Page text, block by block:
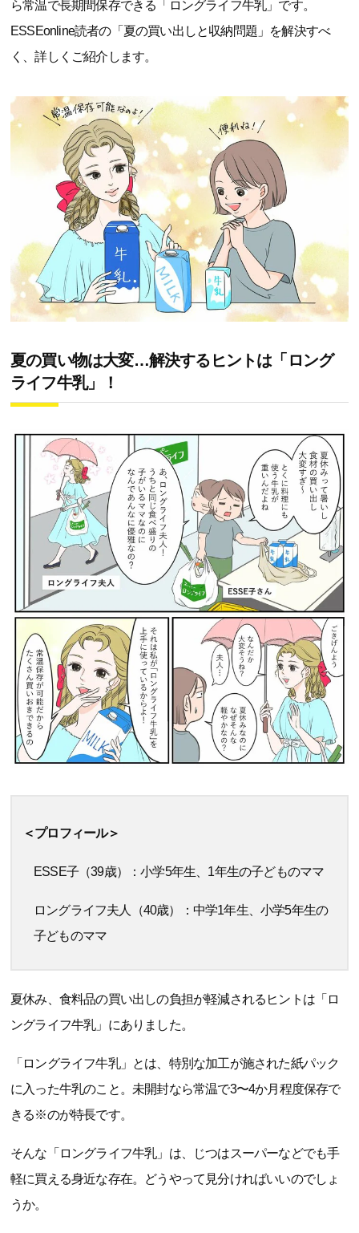
ら常温で長期間保存できる「ロングライフ牛乳」です。
ESSEonline読者の「夏の買い出しと収納問題」を解決すべ
く、詳しくご紹介します。
夏の買い物は大変…解決するヒントは「ロング
ライフ牛乳」！
＜プロフィール＞
ESSE子（39歳）：小学5年生、1年生の子どものママ
ロングライフ夫人（40歳）：中学1年生、小学5年生の
子どものママ
夏休み、食料品の買い出しの負担が軽減されるヒントは「ロ
ングライフ牛乳」にありました。
「ロングライフ牛乳」とは、特別な加工が施された紙パック
に入った牛乳のこと。未開封なら常温で3〜4か月程度保存で
きる※のが特長です。
そんな「ロングライフ牛乳」は、じつはスーパーなどでも手
軽に買える身近な存在。どうやって見分ければいいのでしょ
うか。